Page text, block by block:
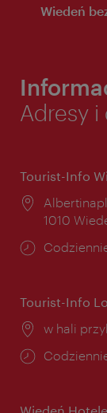
Wiedeń
Adresy
Tourist-Info
Miejsce:
1010
Godziny
Tourist-Info
Miejsce:
w hali
Godziny